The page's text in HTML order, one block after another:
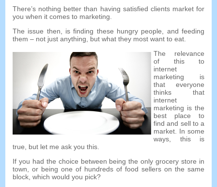
There’s nothing better than having satisfied clients market for
you when it comes to marketing.
The issue then, is finding these hungry people, and feeding
them – not just anything, but what they most want to eat.
The relevance
of this to
internet
marketing is
that everyone
thinks that
internet
marketing is the
best place to
find and sell to a
market. In some
ways, this is
true, but let me ask you this.
If you had the choice between being the only grocery store in
town,or being one of hundreds of food sellers on the same
block,which would you pick?